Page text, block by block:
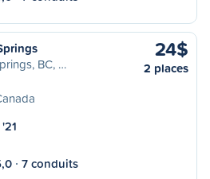
BC, …
24$
2 places
7 conduits